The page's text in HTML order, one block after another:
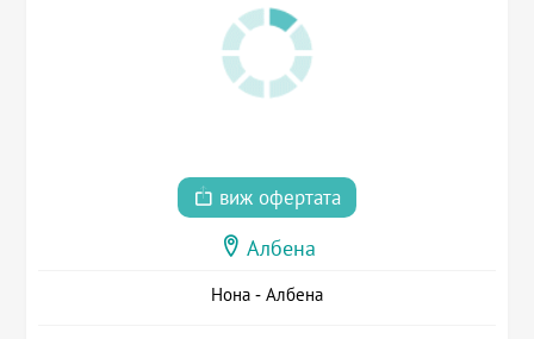
виж офертата
Албена
Нона - Албена